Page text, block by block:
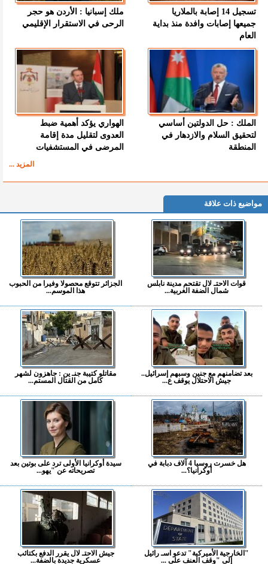
تسجيل 14 إصابة بالملاريا
جميعها إصابات وافدة منذ بداية
العام
ملك إسبانيا : الأردن هو حجر
الرحى في الاستقرار الإقليمي
الملك : حل الدولتين أساسي
لتحقيق السلام والازدهار في
المنطقة
الهواري يؤكد أهمية ضبط
العدوى لتقليل مدة إقامة
المرضى في المستشفيات
المزيد ...
مواضيع ذات علاقة
قوات الاحتـ لال تقتحم مدينة نابلس
شمال الضفة الغربية...
الجزائر تتوقع محصولا وفيرا من الحبوب
هذا الموسم...
بعد تضامنهم مع جنين وسبهم إسرائيل..
جيش الاحتلال يوقف ع...
مقاتلو كتيبة جنـ ين : جاهزون لشهر
كامل من القتال المستم...
هل خسرت روسيا 4 آلاف دبابة في
أوكرانيا؟...
سيدة أوكرانيا الأولى ترد على بوتين بعد
تصريحاته عن "يهو...
"الخارجية الأميركية" تدعو اسـ رائيل
إلى "وقف العنف على ...
جيش الاحتـ لال يقرر الدفع بكتائب
عسكرية جديدة بالضفة...